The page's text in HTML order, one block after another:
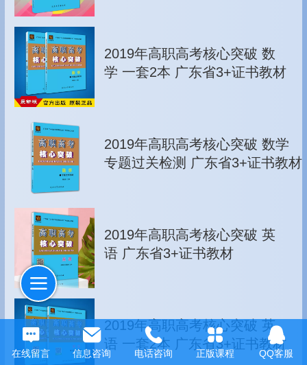
2019年高职高考核心突破 数
学 一套2本 广东省3+证书教材
2019年高职高考核心突破 数学
专题过关检测 广东省3+证书教材
2019年高职高考核心突破 英
语 广东省3+证书教材
2019年高职高考核心突破 英
语 一套2本 广东省3+证书教材
在线留言 信息咨询 电话咨询 正版课程 QQ客服